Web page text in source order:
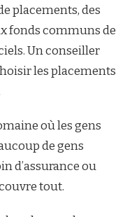
placements, des
fonds communs de
Un conseiller
les placements
où les gens
de gens
d’assurance ou
tout.